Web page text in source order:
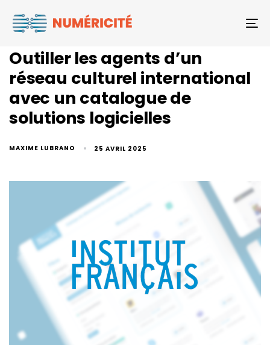
Outiller les agents d’un
réseau culturel international
avec un catalogue de
solutions logicielles
MAXIME LUBRANO 25 AVRIL 2025